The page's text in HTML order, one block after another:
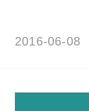
2016-06-08